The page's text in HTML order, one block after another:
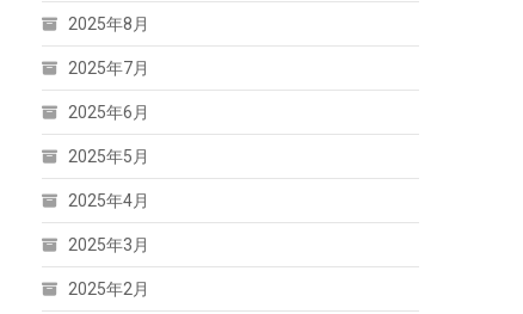
2025年8月
2025年7月
2025年6月
2025年5月
2025年4月
2025年3月
2025年2月